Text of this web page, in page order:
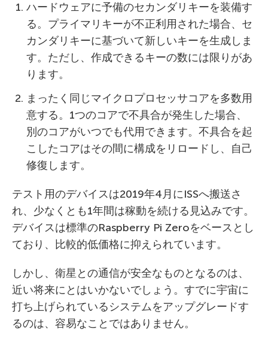
ハードウェアに予備のセカンダリキーを装備す
る。プライマリキーが不正利用された場合、セ
カンダリキーに基づいて新しいキーを生成しま
す。ただし、作成できるキーの数には限りがあ
ります。
まったく同じマイクロプロセッサコアを多数用
意する。1つのコアで不具合が発生した場合、
別のコアがいつでも代用できます。不具合を起
こしたコアはその間に構成をリロードし、自己
修復します。
テスト用のデバイスは2019年4月にISSへ搬送さ
れ、少なくとも1年間は稼動を続ける見込みです。
デバイスは標準のRaspberry Pi Zeroをベースとし
ており、比較的低価格に抑えられています。
しかし、衛星との通信が安全なものとなるのは、
近い将来にとはいかないでしょう。すでに宇宙に
打ち上げられているシステムをアップグレードす
るのは、容易なことではありません。